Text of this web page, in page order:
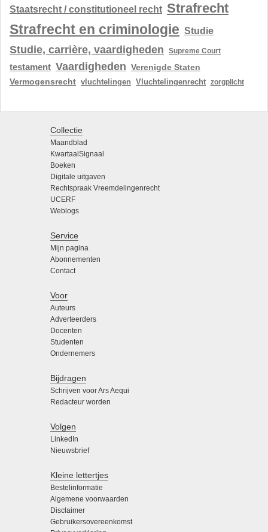
Staatsrecht / constitutioneel recht Strafrecht
Strafrecht en criminologie Studie
Studie, carrière, vaardigheden Supreme Court
testament Vaardigheden Verenigde Staten
Vermogensrecht vluchtelingen Vluchtelingenrecht zorgplicht
Collectie
Maandblad
KwartaalSignaal
Boeken
Digitale uitgaven
Rechtspraak Vreemdelingenrecht
UCERF
Weblogs
Service
Mijn pagina
Abonnementen
Contact
Voor
Auteurs
Adverteerders
Docenten
Studenten
Ondernemers
Bijdragen
Schrijven voor Ars Aequi
Redacteur worden
Volgen
LinkedIn
Nieuwsbrief
Kleine lettertjes
Bestelinformatie
Algemene voorwaarden
Disclaimer
Gebruikersovereenkomst